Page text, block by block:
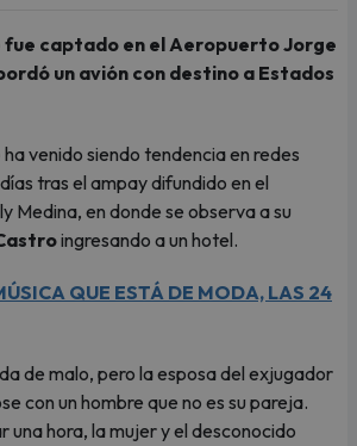
fue captado en el Aeropuerto Jorge
un avión con destino a Estados
ha venido siendo tendencia en redes
tras el ampay difundido en el
Medina, en donde se observa a su
ingresando a un hotel.
QUE ESTÁ DE MODA, LAS 24
de malo, pero la esposa del exjugador
con un hombre que no es su pareja.
una hora, la mujer y el desconocido